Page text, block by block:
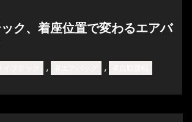
ク、着座位置で変わるエアバ
, ,